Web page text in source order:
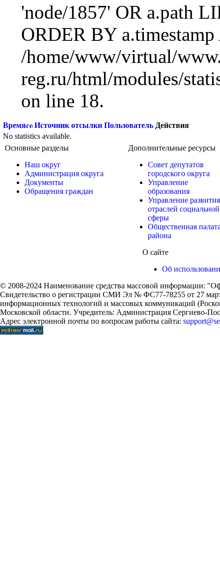
'node/1857' OR a.path
ORDER BY
/home/www/virtual/
reg.ru/html/modules/
on line 18.
Время Источник отсылки Пользователь Действия
No statistics available.
Основные разделы
Наш округ
Администрация округа
Документы
Обращения граждан
Дополнительные ресурсы
Совет депутатов
городского округа
Управление
образования
Управление развития
отраслей социальной
сферы
Общественная
района
О сайте
Об
© 2008-2024 Наименование средства массовой информации:
Свидетельство о регистрации СМИ Эл № ФС77-78255 от 27
информационных технологий и массовых коммуникаций
Московской области. Учредитель: Администрация Сергиево-
Адрес электронной почты по вопросам работы сайта: